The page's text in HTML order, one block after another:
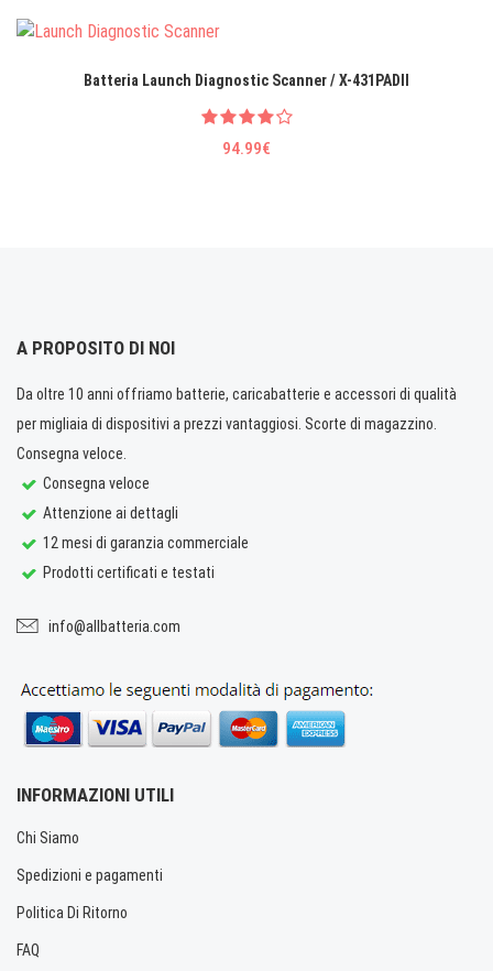
Batteria Launch Diagnostic Scanner / X-431PADII
94.99€
A PROPOSITO DI NOI
Da oltre 10 anni offriamo batterie, caricabatterie e accessori di qualità
per migliaia di dispositivi a prezzi vantaggiosi. Scorte di magazzino.
Consegna veloce.
Consegna veloce
Attenzione ai dettagli
12 mesi di garanzia commerciale
Prodotti certificati e testati
info@allbatteria.com
INFORMAZIONI UTILI
Chi Siamo
Spedizioni e pagamenti
Politica Di Ritorno
FAQ